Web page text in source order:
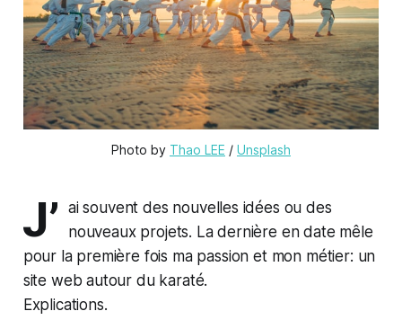
Photo by Thao LEE / Unsplash
J’ ai souvent des nouvelles idées ou des
nouveaux projets. La dernière en date mêle
pour la première fois ma passion et mon métier: un
site web autour du karaté.
Explications.